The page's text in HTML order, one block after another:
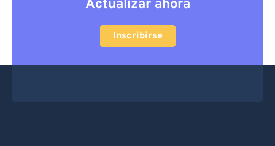
Actualizar ahora
Inscribirse